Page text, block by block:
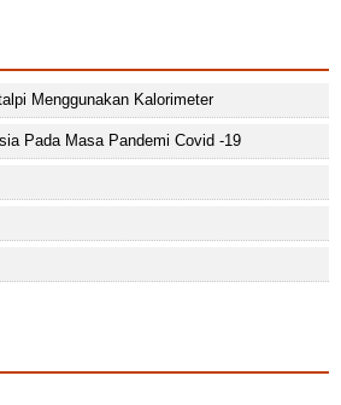
Menggunakan Kalorimeter
Pada Masa Pandemi Covid -19